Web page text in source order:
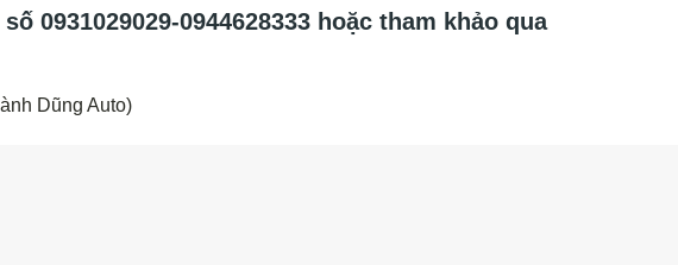
số 0931029029-0944628333 hoặc tham khảo qua
Dũng Auto)